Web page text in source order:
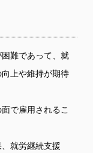
難であって、就
上や維持が期待
で雇用されるこ
就労継続支援